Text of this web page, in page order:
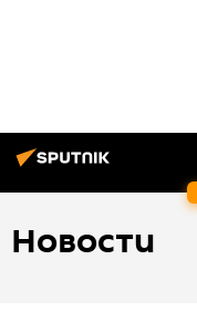
Новости